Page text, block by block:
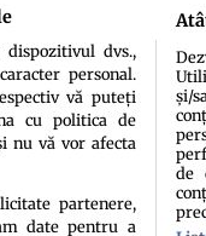
dvs.,
personal.
vă puteți
cu politica de
nu vă vor afecta
partenere,
date pentru a
și/
de